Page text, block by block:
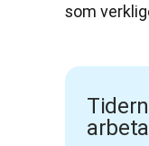
som